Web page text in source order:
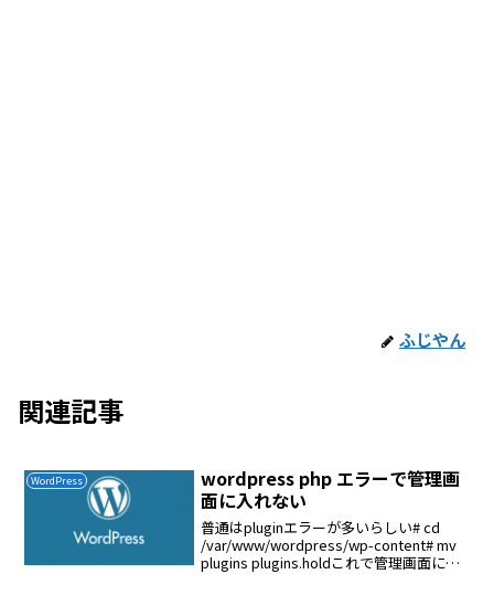
ふじやん
関連記事
WordPress
wordpress php エラーで管理画
面に入れない
普通はpluginエラーが多いらしい# cd
/var/www/wordpress/wp-content# mv
plugins plugins.holdこれで管理画面に入